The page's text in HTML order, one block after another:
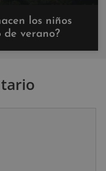
los niños
de verano?